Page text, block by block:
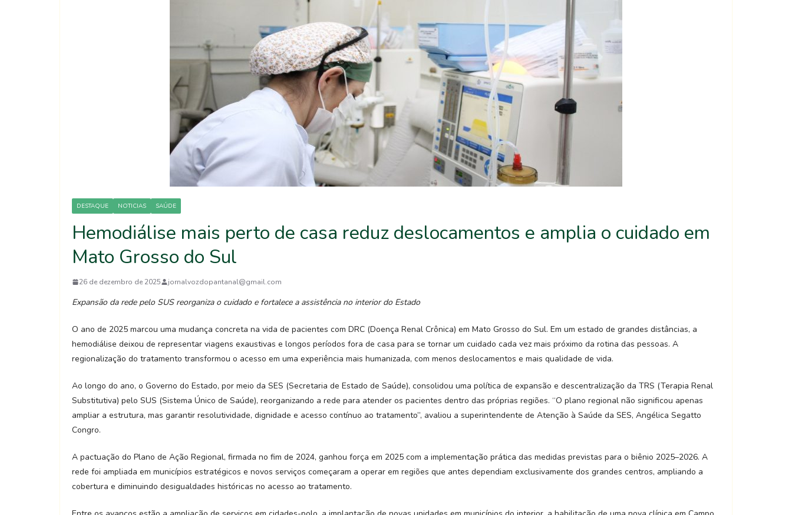
DESTAQUE NOTICIAS SAÚDE
Hemodiálise mais perto de casa reduz deslocamentos e amplia o cuidado em
Mato Grosso do Sul
26 de dezembro de 2025 jornalvozdopantanal@gmail.com
Expansão da rede pelo SUS reorganiza o cuidado e fortalece a assistência no interior do Estado
O ano de 2025 marcou uma mudança concreta na vida de pacientes com DRC (Doença Renal Crônica) em Mato Grosso do Sul. Em um estado de grandes distâncias, a
hemodiálise deixou de representar viagens exaustivas e longos períodos fora de casa para se tornar um cuidado cada vez mais próximo da rotina das pessoas. A
regionalização do tratamento transformou o acesso em uma experiência mais humanizada, com menos deslocamentos e mais qualidade de vida.
Ao longo do ano, o Governo do Estado, por meio da SES (Secretaria de Estado de Saúde), consolidou uma política de expansão e descentralização da TRS (Terapia Renal
Substitutiva) pelo SUS (Sistema Único de Saúde), reorganizando a rede para atender os pacientes dentro das próprias regiões. “O plano regional não significou apenas
ampliar a estrutura, mas garantir resolutividade, dignidade e acesso contínuo ao tratamento”, avaliou a superintendente de Atenção à Saúde da SES, Angélica Segatto
Congro.
A pactuação do Plano de Ação Regional, firmada no fim de 2024, ganhou força em 2025 com a implementação prática das medidas previstas para o biênio 2025–2026. A
rede foi ampliada em municípios estratégicos e novos serviços começaram a operar em regiões que antes dependiam exclusivamente dos grandes centros, ampliando a
cobertura e diminuindo desigualdades históricas no acesso ao tratamento.